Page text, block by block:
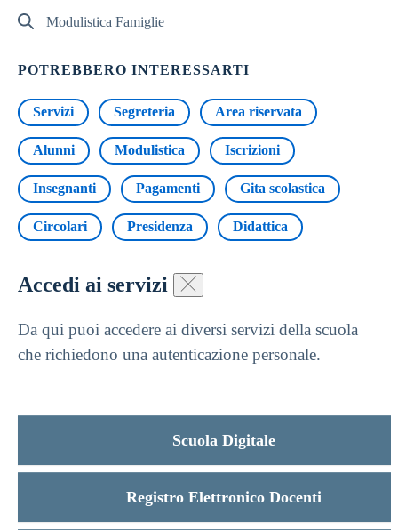
Modulistica Famiglie
POTREBBERO INTERESSARTI
Servizi Segreteria Area riservata
Alunni Modulistica Iscrizioni
Insegnanti Pagamenti Gita scolastica
Circolari Presidenza Didattica
Accedi ai servizi
Da qui puoi accedere ai diversi servizi della scuola
che richiedono una autenticazione personale.
Scuola Digitale
Registro Elettronico Docenti